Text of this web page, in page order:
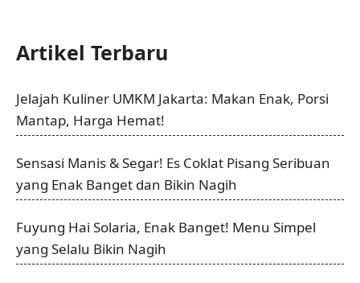
Artikel Terbaru
Jelajah Kuliner UMKM Jakarta: Makan Enak, Porsi
Mantap, Harga Hemat!
Sensasi Manis & Segar! Es Coklat Pisang Seribuan
yang Enak Banget dan Bikin Nagih
Fuyung Hai Solaria, Enak Banget! Menu Simpel
yang Selalu Bikin Nagih